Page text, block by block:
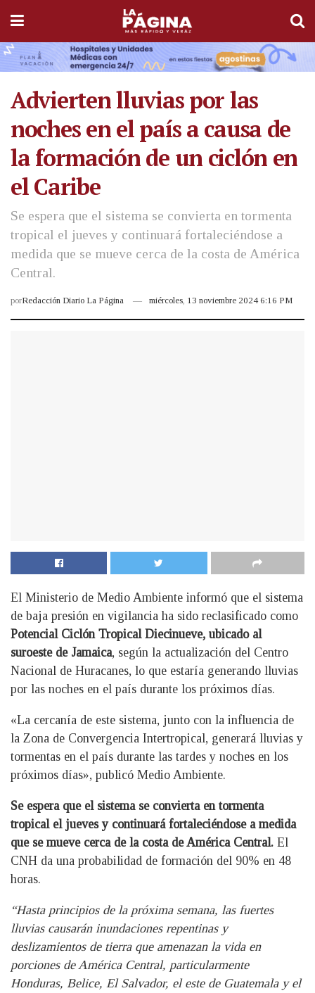
Advierten lluvias por las
noches en el país a causa de
la formación de un ciclón en
el Caribe
Se espera que el sistema se convierta en tormenta
tropical el jueves y continuará fortaleciéndose a
medida que se mueve cerca de la costa de América
Central.
porRedacción Diario La Página miércoles, 13 noviembre 2024 6:16 PM
El Ministerio de Medio Ambiente informó que el sistema
de baja presión en vigilancia ha sido reclasificado como
Potencial Ciclón Tropical Diecinueve, ubicado al
suroeste de Jamaica, según la actualización del Centro
Nacional de Huracanes, lo que estaría generando lluvias
por las noches en el país durante los próximos días.
«La cercanía de este sistema, junto con la influencia de
la Zona de Convergencia Intertropical, generará lluvias y
tormentas en el país durante las tardes y noches en los
próximos días», publicó Medio Ambiente.
Se espera que el sistema se convierta en tormenta
tropical el jueves y continuará fortaleciéndose a medida
que se mueve cerca de la costa de América Central. El
CNH da una probabilidad de formación del 90% en 48
horas.
“Hasta principios de la próxima semana, las fuertes
lluvias causarán inundaciones repentinas y
deslizamientos de tierra que amenazan la vida en
porciones de América Central, particularmente
Honduras, Belice, El Salvador, el este de Guatemala y el